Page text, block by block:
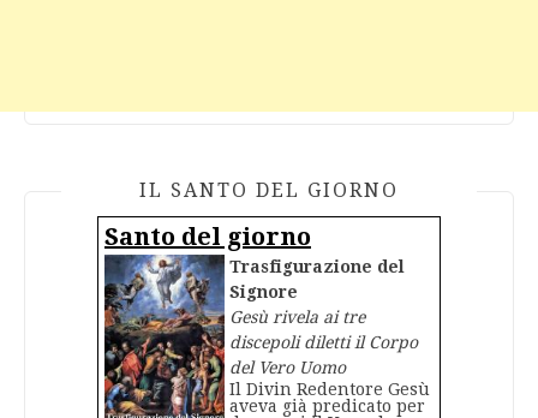
IL SANTO DEL GIORNO
Santo del giorno
Trasfigurazione del
Signore
Gesù rivela ai tre
discepoli diletti il Corpo
del Vero Uomo
Il Divin Redentore Gesù
aveva già predicato per